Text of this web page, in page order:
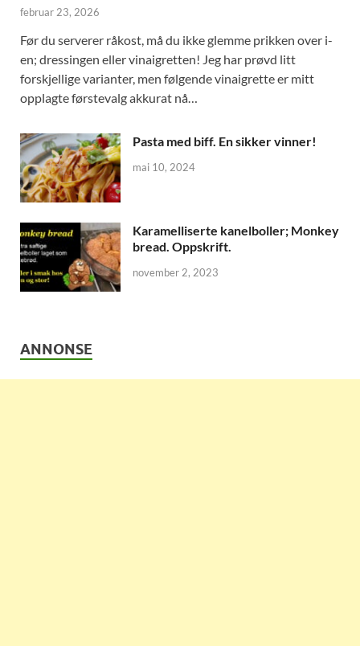
februar 23, 2026
Før du serverer råkost, må du ikke glemme prikken over i-
en; dressingen eller vinaigretten! Jeg har prøvd litt
forskjellige varianter, men følgende vinaigrette er mitt
opplagte førstevalg akkurat nå…
Pasta med biff. En sikker vinner!
mai 10, 2024
Karamelliserte kanelboller; Monkey
bread. Oppskrift.
november 2, 2023
ANNONSE